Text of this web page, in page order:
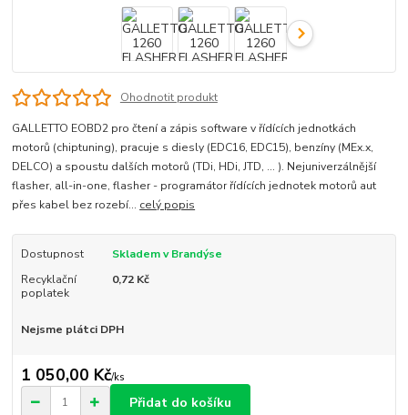
Ohodnotit produkt
GALLETTO EOBD2 pro čtení a zápis software v řídících jednotkách
motorů (chiptuning), pracuje s diesly (EDC16, EDC15), benzíny (MEx.x,
DELCO) a spoustu dalších motorů (TDi, HDi, JTD, ... ). Nejuniverzálnější
flasher, all-in-one, flasher - programátor řídících jednotek motorů aut
přes kabel bez rozebí... celý popis
Dostupnost
Skladem v Brandýse
Recyklační
poplatek
0,72 Kč
Nejsme plátci DPH
1 050,00 Kč/ks
Přidat do košíku